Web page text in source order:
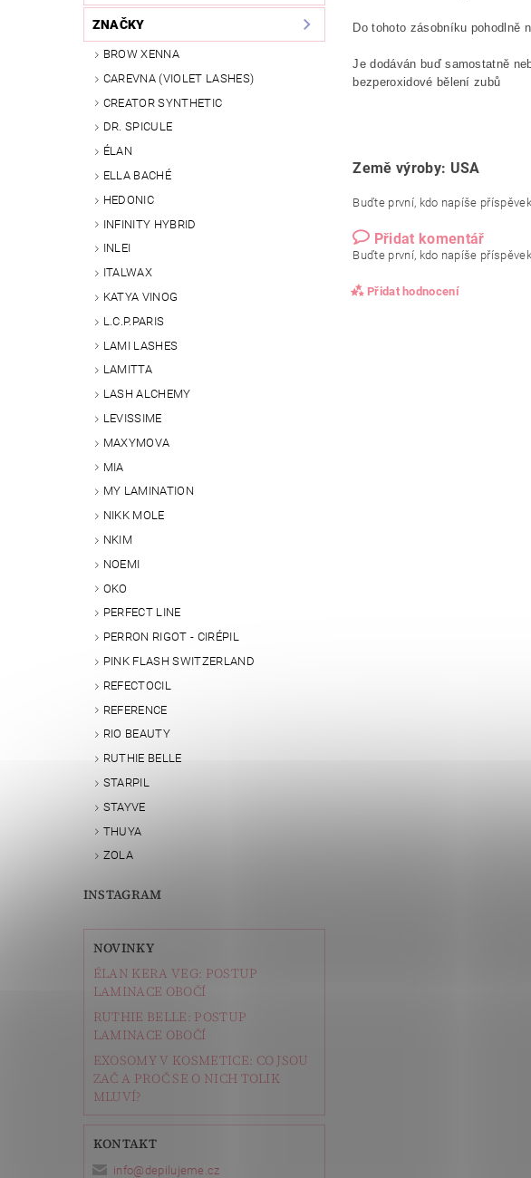
ZNAČKY
BROW XENNA
CAREVNA (VIOLET LASHES)
CREATOR SYNTHETIC
DR. SPICULE
ÉLAN
ELLA BACHÉ
HEDONIC
INFINITY HYBRID
INLEI
ITALWAX
KATYA VINOG
L.C.P.PARIS
LAMI LASHES
LAMITTA
LASH ALCHEMY
LEVISSIME
MAXYMOVA
MIA
MY LAMINATION
NIKK MOLE
NKIM
NOEMI
OKO
PERFECT LINE
PERRON RIGOT - CIRÉPIL
PINK FLASH SWITZERLAND
REFECTOCIL
REFERENCE
RIO BEAUTY
RUTHIE BELLE
STARPIL
STAYVE
THUYA
ZOLA
INSTAGRAM
NOVINKY
ÉLAN KERA VEG: POSTUP
LAMINACE OBOČÍ
RUTHIE BELLE: POSTUP
LAMINACE OBOČÍ
EXOSOMY V KOSMETICE: CO JSOU
ZAČ A PROČ SE O NICH TOLIK
MLUVÍ?
KONTAKT
info@ depilujeme.cz
Do tohoto zásobníku pohodlně
Je dodáván buď samostatně
bezperoxidové bělení zubů
Země výroby: USA
Buďte první, kdo napíše
Přidat komentář
Buďte první, kdo napíše
Přidat hodnocení